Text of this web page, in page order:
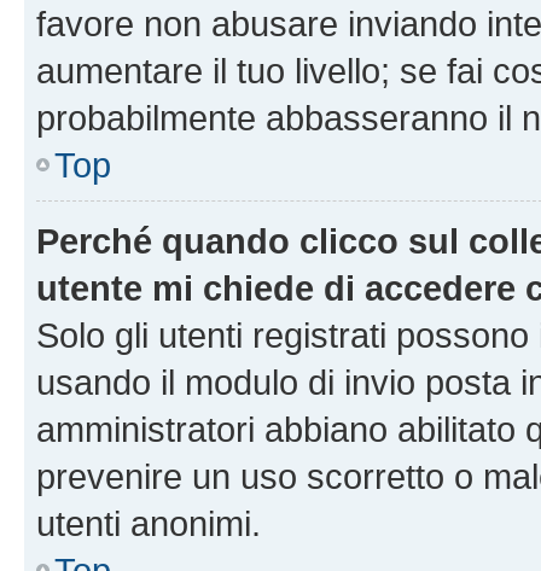
favore non abusare inviando
aumentare il tuo livello; se fai
probabilmente abbasseranno il
Top
Perché quando clicco sul
utente mi chiede di accedere
Solo gli utenti registrati
usando il modulo di invio posta
amministratori abbiano abilitato
prevenire un uso scorretto o
utenti anonimi.